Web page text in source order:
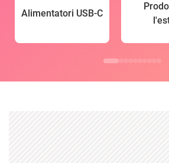
Alimentatori USB-C